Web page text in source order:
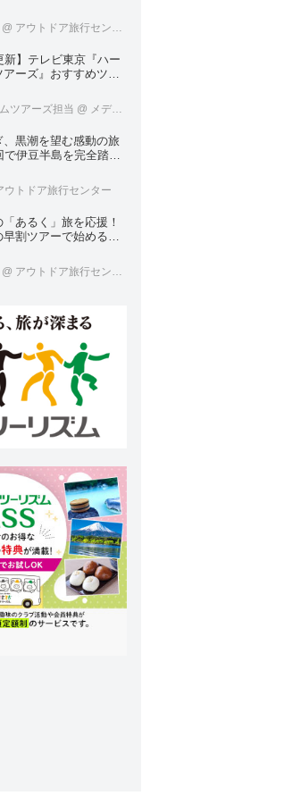
@ アウトドア旅行センター
新】テレビ東京『ハー
ーズ』おすすめツア
ツアーズ担当 @ メディア開発
、黒潮を望む感動の旅
伊豆半島を完全踏破
ウトドア旅行センター
あるく」旅を応援！
割ツアーで始める山
@ アウトドア旅行センター